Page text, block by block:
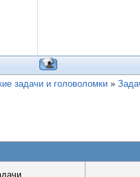
задачи и головоломки »